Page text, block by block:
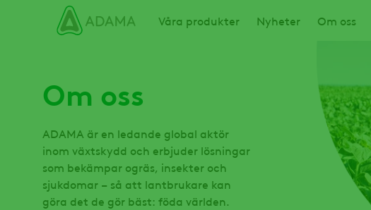
Main navigation
Våra produkter Nyheter Om oss
Om oss
ADAMA är en ledande global aktör
inom växtskydd och erbjuder lösningar
som bekämpar ogräs, insekter och
sjukdomar – så att lantbrukare kan
göra det de gör bäst: föda världen.